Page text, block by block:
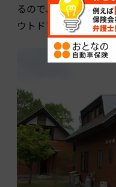
るので、おじいちゃ
ウトドアを楽しめます